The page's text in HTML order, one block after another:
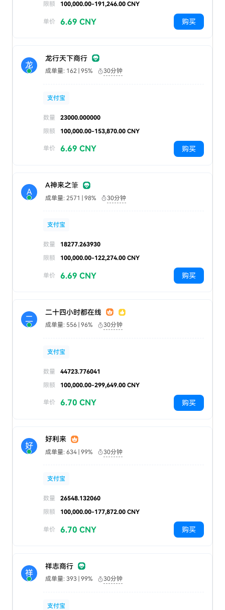
限额
100,000.00-191,246.00 CNY
单价 6.69 CNY 购买
龙
龙行天下商行
成单量: 162 | 95% 30分钟
支付宝
数量
23000.000000
限额
100,000.00-153,870.00 CNY
单价 6.69 CNY 购买
A
A神来之筆
成单量: 2571 | 98% 30分钟
支付宝
数量
18277.263930
限额
100,000.00-122,274.00 CNY
单价 6.69 CNY 购买
二
二十四小时都在线
成单量: 556 | 96% 30分钟
支付宝
数量
44723.776041
限额
100,000.00-299,649.00 CNY
单价 6.70 CNY 购买
好
好利来
成单量: 634 | 99% 30分钟
支付宝
数量
26548.132060
限额
100,000.00-177,872.00 CNY
单价 6.70 CNY 购买
祥
祥志商行
成单量: 393 | 99% 30分钟
支付宝